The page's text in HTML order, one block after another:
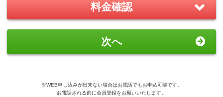
おすすめ
ルセット
1,870円/日（税込）
料金確認
次へ
※WEB申し込みが出来ない場合はお電話でもお申込可能です。
お電話される前に会員登録をお願いいたします。